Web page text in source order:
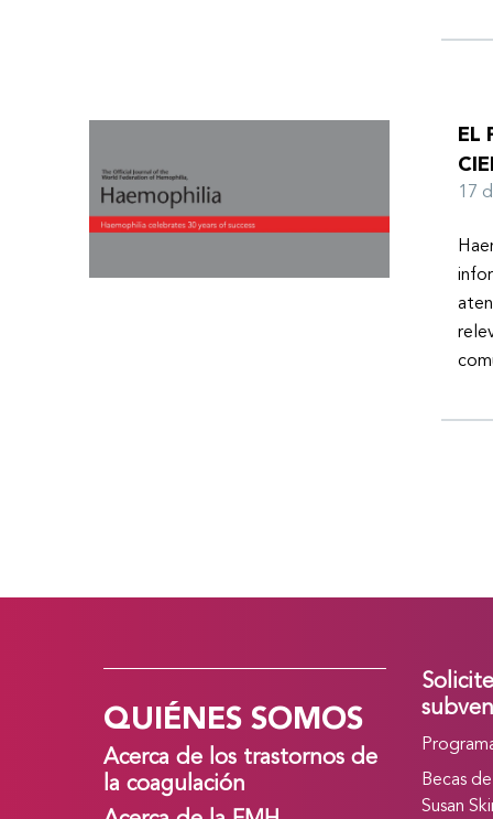
EL
17
QUIÉNES SOMOS
Acerca de los trastornos de
la coagulación
Becas
Susan